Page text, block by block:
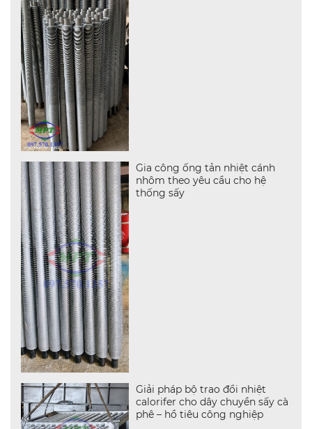
Gia công ống tản nhiệt cánh
nhôm theo yêu cầu cho hệ
thống sấy
Giải pháp bộ trao đổi nhiệt
calorifer cho dây chuyền sấy cà
phê – hồ tiêu công nghiệp